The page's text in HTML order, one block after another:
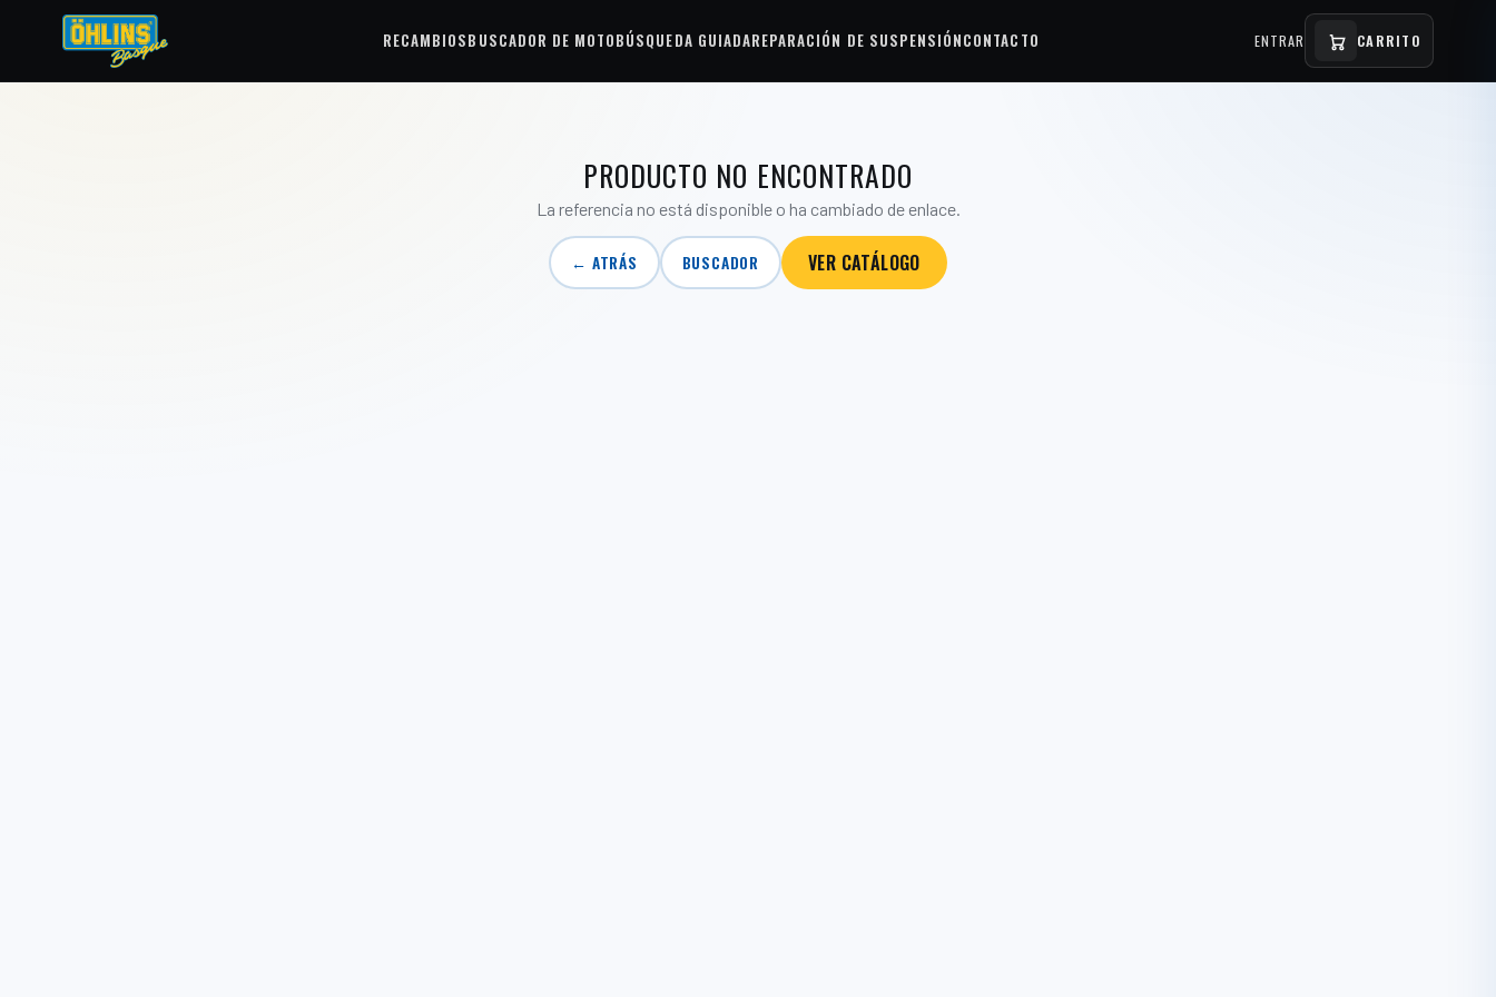
RECAMBIOSBUSCADOR DE MOTOBÚSQUEDA GUIADAREPARACIÓN DE SUSPENSIÓNCONTACTO ENTRAR CARRITO
PRODUCTO NO ENCONTRADO
La referencia no está disponible o ha cambiado de enlace.
← ATRÁS BUSCADOR VER CATÁLOGO